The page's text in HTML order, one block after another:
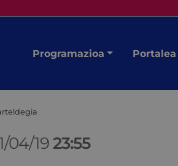
Programazioa Portalea
04/1923:55